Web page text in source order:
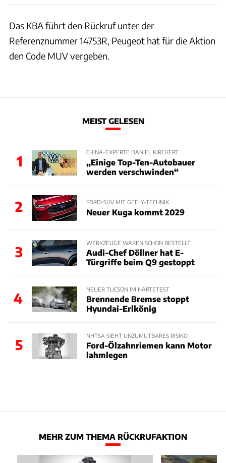
Das KBA führt den Rückruf unter der
Referenznummer 14753R, Peugeot hat für die Aktion
den Code MUV vergeben.
MEIST GELESEN
1
CHINA-EXPERTE DANIEL KIRCHERT
„Einige Top-Ten-Autobauer
werden verschwinden“
2 FORD-SUV MIT GEELY-TECHNIK
Neuer Kuga kommt 2029
3
WERKZEUGE WAREN SCHON BESTELLT
Audi-Chef Döllner hat E-
Türgriffe beim Q9 gestoppt
4
NEUER TUCSON IM HÄRTETEST
Brennende Bremse stoppt
Hyundai-Erlkönig
5
NHTSA SIEHT UNZUMUTBARES RISIKO
Ford-Ölzahnriemen kann Motor
lahmlegen
MEHR ZUM THEMA RÜCKRUFAKTION